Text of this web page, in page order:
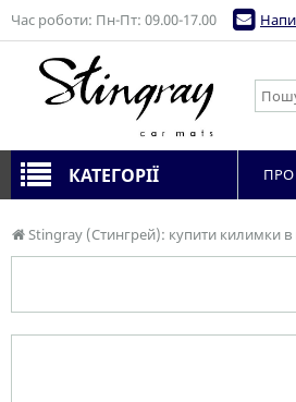
Stingray (Стингрей): купити килимки в
Час роботи: Пн-Пт: 09.00-17.00
КАТЕГОРІЇ